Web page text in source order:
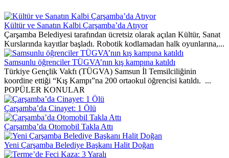
Kültür ve Sanatın Kalbi Çarşamba’da Atıyor
Çarşamba Belediyesi tarafından ücretsiz olarak açılan Kültür, Sanat
Kurslarında kayıtlar başladı. Robotik kodlamadan halk oyunlarına,...
Samsunlu öğrenciler TÜGVA’nın kış kampına katıldı
Türkiye Gençlik Vakfı (TÜGVA) Samsun İl Temsilciliğinin
koordine ettiği “Kış Kampı”na 200 ortaokul öğrencisi katıldı. ...
POPÜLER KONULAR
Çarşamba’da Cinayet: 1 Ölü
Çarşamba’da Otomobil Takla Attı
Yeni Çarşamba Belediye Başkanı Halit Doğan